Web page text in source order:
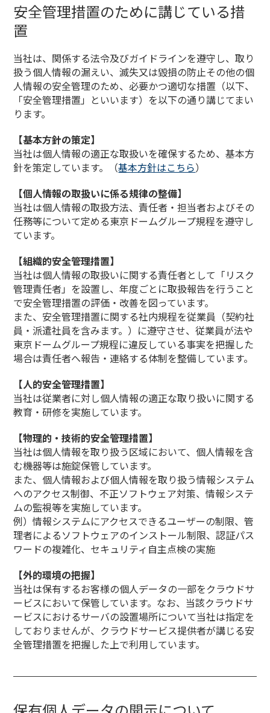
安全管理措置のために講じている措
置
当社は、関係する法令及びガイドラインを遵守し、取り
扱う個人情報の漏えい、滅失又は毀損の防止その他の個
人情報の安全管理のため、必要かつ適切な措置（以下、
「安全管理措置」といいます）を以下の通り講じてまい
ります。
【基本方針の策定】
当社は個人情報の適正な取扱いを確保するため、基本方
針を策定しています。（基本方針はこちら）
【個人情報の取扱いに係る規律の整備】
当社は個人情報の取扱方法、責任者・担当者およびその
任務等について定める東京ドームグループ規程を遵守し
ています。
【組織的安全管理措置】
当社は個人情報の取扱いに関する責任者として「リスク
管理責任者」を設置し、年度ごとに取扱報告を行うこと
で安全管理措置の評価・改善を図っています。
また、安全管理措置に関する社内規程を従業員（契約社
員・派遣社員を含みます。）に遵守させ、従業員が法や
東京ドームグループ規程に違反している事実を把握した
場合は責任者へ報告・連絡する体制を整備しています。
【人的安全管理措置】
当社は従業者に対し個人情報の適正な取り扱いに関する
教育・研修を実施しています。
【物理的・技術的安全管理措置】
当社は個人情報を取り扱う区域において、個人情報を含
む機器等は施錠保管しています。
また、個人情報および個人情報を取り扱う情報システム
へのアクセス制御、不正ソフトウェア対策、情報システ
ムの監視等を実施しています。
例）情報システムにアクセスできるユーザーの制限、管
理者によるソフトウェアのインストール制限、認証パス
ワードの複雑化、セキュリティ自主点検の実施
【外的環境の把握】
当社は保有するお客様の個人データの一部をクラウドサ
ービスにおいて保管しています。なお、当該クラウドサ
ービスにおけるサーバの設置場所について当社は指定を
しておりませんが、クラウドサービス提供者が講じる安
全管理措置を把握した上で利用しています。